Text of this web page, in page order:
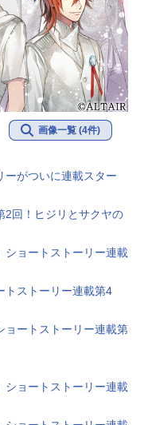
画像一覧 (4件)
ーがついに連載スター
2回！ヒジリとサクヤの
ショートストーリー連載
トストーリー連載第4
ョートストーリー連載第
ショートストーリー連載